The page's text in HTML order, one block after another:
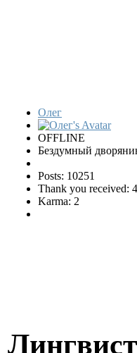
Олег
OFFLINE
Бездумный
Posts: 10251
Thank you received:
Karma: 2